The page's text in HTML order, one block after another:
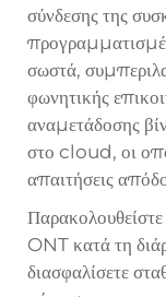
σύνδεσης της
σωστά,
φωνητικής
αναμετάδοσης
στο cloud, οι
απαιτήσεις
Παρακολουθείστε
ONT κατά τη
διασφαλίσετε